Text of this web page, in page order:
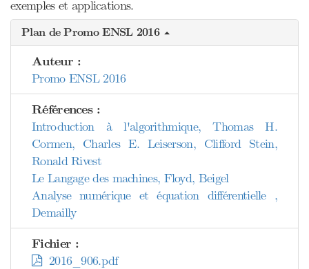
exemples et applications.
Plan de Promo ENSL 2016
Auteur :
Promo ENSL 2016
Références :
Introduction à l'algorithmique, Thomas H.
Cormen, Charles E. Leiserson, Clifford Stein,
Ronald Rivest
Le Langage des machines, Floyd, Beigel
Analyse numérique et équation différentielle ,
Demailly
Fichier :
2016_906.pdf